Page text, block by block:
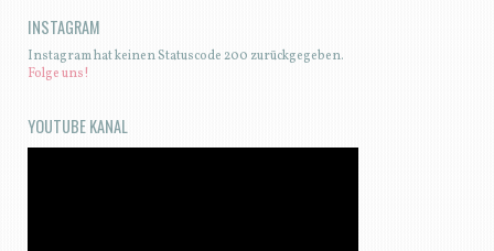
INSTAGRAM
Instagram hat keinen Statuscode 200 zurückgegeben.
Folge uns!
YOUTUBE KANAL